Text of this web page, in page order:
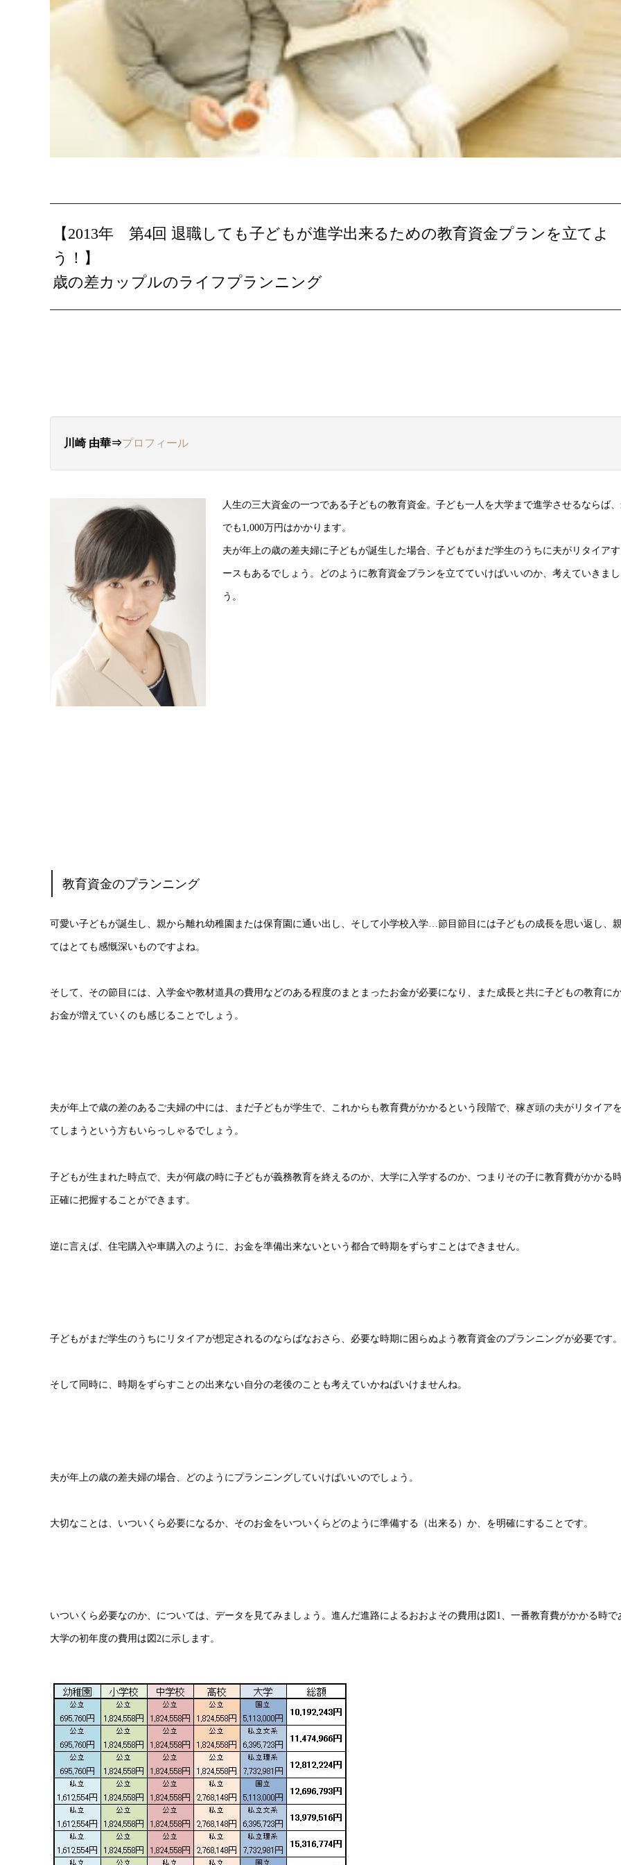
【2013年 第4回 退職しても子どもが進学出来るための教育資金プランを立てよ
う！】
歳の差カップルのライフプランニング
川崎 由華⇒プロフィール
人生の三大資金の一つである子どもの教育資金。子ども一人を大学まで進学させるならば
でも1,000万円はかかります。
夫が年上の歳の差夫婦に子どもが誕生した場合、子どもがまだ学生のうちに夫がリタイア
ースもあるでしょう。どのように教育資金プランを立てていけばいいのか、考えていきま
う。
教育資金のプランニング
可愛い子どもが誕生し、親から離れ幼稚園または保育園に通い出し、そして小学校入学…節目節目には子どもの成長を思い返し、
てはとても感慨深いものですよね。
そして、その節目には、入学金や教材道具の費用などのある程度のまとまったお金が必要になり、また成長と共に子どもの教育に
お金が増えていくのも感じることでしょう。
夫が年上で歳の差のあるご夫婦の中には、まだ子どもが学生で、これからも教育費がかかるという段階で、稼ぎ頭の夫がリタイア
てしまうという方もいらっしゃるでしょう。
子どもが生まれた時点で、夫が何歳の時に子どもが義務教育を終えるのか、大学に入学するのか、つまりその子に教育費がかかる
正確に把握することができます。
逆に言えば、住宅購入や車購入のように、お金を準備出来ないという都合で時期をずらすことはできません。
子どもがまだ学生のうちにリタイアが想定されるのならばなおさら、必要な時期に困らぬよう教育資金のプランニングが必要です
そして同時に、時期をずらすことの出来ない自分の老後のことも考えていかねばいけませんね。
夫が年上の歳の差夫婦の場合、どのようにプランニングしていけばいいのでしょう。
大切なことは、いついくら必要になるか、そのお金をいついくらどのように準備する（出来る）か、を明確にすることです。
いついくら必要なのか、については、データを見てみましょう。進んだ進路によるおおよその費用は図1、一番教育費がかかる時で
大学の初年度の費用は図2に示します。